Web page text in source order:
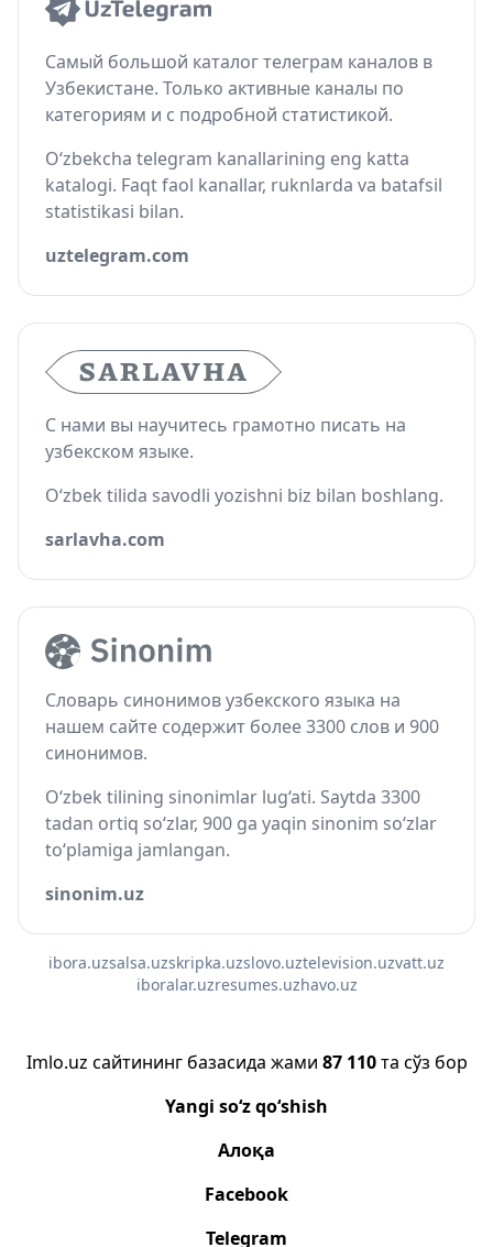
Самый большой каталог телеграм каналов в
Узбекистане. Только активные каналы по
категориям и с подробной статистикой.
O‘zbekcha telegram kanallarining eng katta
katalogi. Faqt faol kanallar, ruknlarda va batafsil
statistikasi bilan.
uztelegram.com
С нами вы научитесь грамотно писать на
узбекском языке.
O‘zbek tilida savodli yozishni biz bilan boshlang.
sarlavha.com
Словарь синонимов узбекского языка на
нашем сайте содержит более 3300 слов и 900
синонимов.
O‘zbek tilining sinonimlar lug‘ati. Saytda 3300
tadan ortiq so‘zlar, 900 ga yaqin sinonim so‘zlar
to‘plamiga jamlangan.
sinonim.uz
ibora.uzsalsa.uzskripka.uzslovo.uztelevision.uzvatt.uz
iboralar.uzresumes.uzhavo.uz
Imlo.uz сайтининг базасида жами 87 110та сўз бор
Yangi so‘z qo‘shish
Алоқа
Facebook
Telegram